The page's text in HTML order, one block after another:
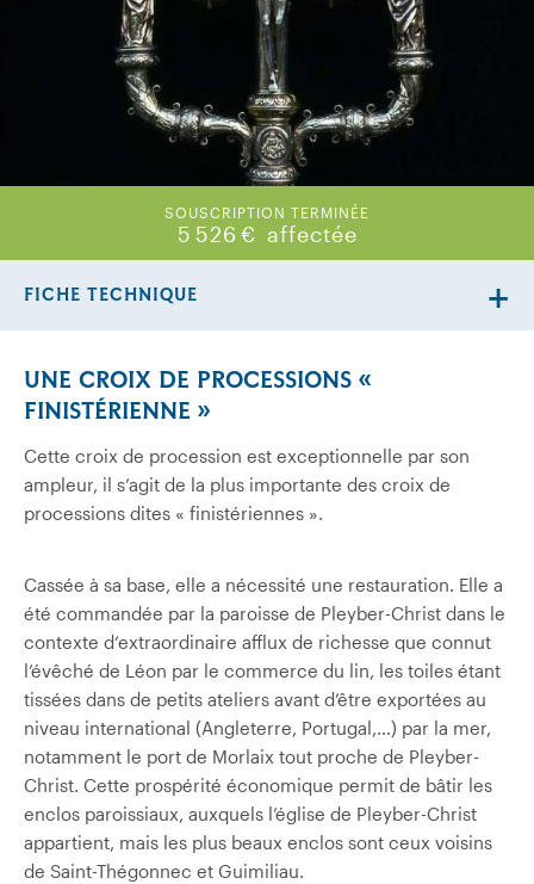
5 526 €
SOUSCRIPTION TERMINÉE
UNE CROIX DE PROCESSIONS «
FINISTÉRIENNE »
Cette croix de procession est exceptionnelle par son
ampleur, il s’agit de la plus importante des croix de
processions dites « finistériennes ».
Cassée à sa base, elle a nécessité une restauration. Elle a
été commandée par la paroisse de Pleyber-Christ dans le
contexte d‘extraordinaire afflux de richesse que connut
l’évêché de Léon par le commerce du lin, les toiles étant
tissées dans de petits ateliers avant d’être exportées au
niveau international (Angleterre, Portugal,…) par la mer,
notamment le port de Morlaix tout proche de Pleyber-
Christ. Cette prospérité économique permit de bâtir les
enclos paroissiaux, auxquels l’église de Pleyber-Christ
appartient, mais les plus beaux enclos sont ceux voisins
de Saint-Thégonnec et Guimiliau.
FICHE TECHNIQUE